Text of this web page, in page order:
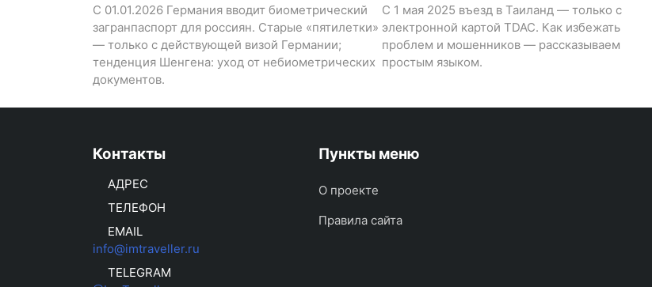
С 01.01.2026 Германия вводит биометрический
загранпаспорт для россиян. Старые «пятилетки»
— только с действующей визой Германии;
тенденция Шенгена: уход от небиометрических
документов.
С 1 мая 2025 въезд в Таиланд — только с
электронной картой TDAC. Как избежать
проблем и мошенников — рассказываем
простым языком.
Контакты
АДРЕС
ТЕЛЕФОН
EMAIL
info@imtraveller.ru
TELEGRAM
Пункты меню
О проекте
Правила сайта